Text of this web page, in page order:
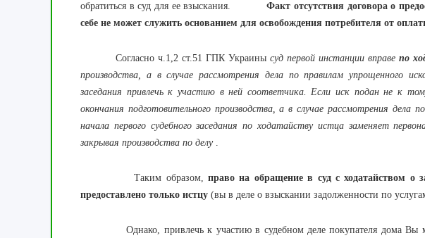
обратиться в суд для ее взыскания.
Факт отсутствия договора о
себе не может служить основанием для освобождения потребителя от
Согласно ч.1,2 ст.51 ГПК Украинысуд первой инстанции вправепо
производства, а в случае рассмотрения дела по правилам упрощенного
заседания привлечь к участию в ней соответчика. Если иск подан не к
окончания подготовительного производства, а в случае рассмотрения дела
начала первого судебного заседания по ходатайству истца заменяет
закрывая производства по делу.
Таким образом,право на обращение в суд с ходатайством о
предоставлено только истцу (вы в деле о взыскании задолженности по
Однако, привлечь к участию в судебном деле покупателя дома Вы